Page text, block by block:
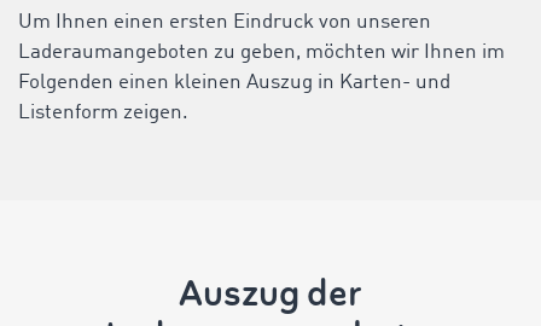
Um Ihnen einen ersten Eindruck von unseren
Laderaumangeboten zu geben, möchten wir Ihnen im
Folgenden einen kleinen Auszug in Karten- und
Listenform zeigen.
Auszug der